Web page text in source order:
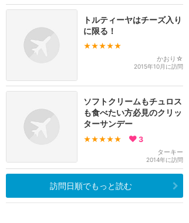
トルティーヤはチーズ入り
に限る！
★★★★★
かおり☆
2015年10月に訪問
ソフトクリームもチュロス
も食べたい方必見のクリッ
ターサンデー
★★★★★ 3
ターキー
2014年に訪問
訪問日順でもっと読む